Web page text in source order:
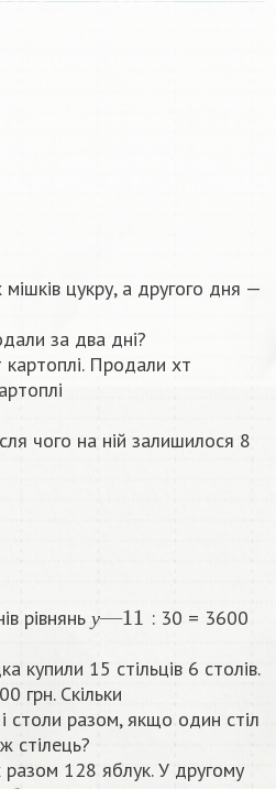
цукру, а другого дня —
за два дні?
Продали хт
чого на ній залишилося 8
рівнянь у
11
: 30 = 3600
купили 15 стільців 6 столів.
грн. Скільки
і столи разом, якщо один стіл
стілець?
128 яблук. У другому